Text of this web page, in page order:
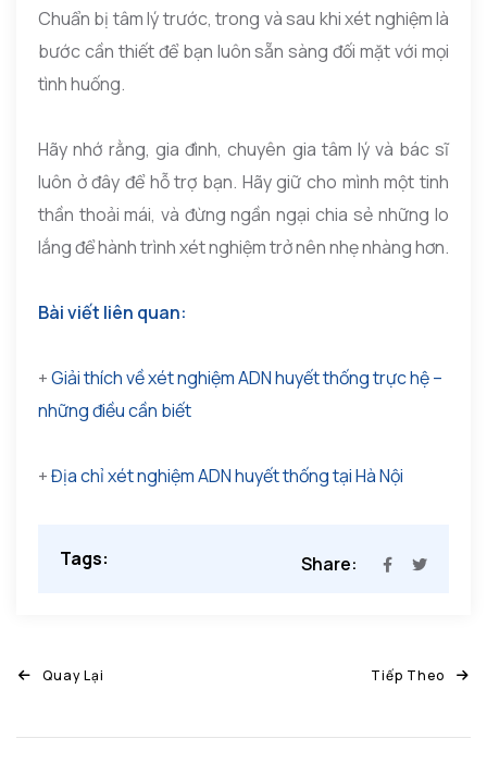
Chuẩn bị tâm lý trước, trong và sau khi xét nghiệm là
bước cần thiết để bạn luôn sẵn sàng đối mặt với mọi
tình huống.
Hãy nhớ rằng, gia đình, chuyên gia tâm lý và bác sĩ
luôn ở đây để hỗ trợ bạn. Hãy giữ cho mình một tinh
thần thoải mái, và đừng ngần ngại chia sẻ những lo
lắng để hành trình xét nghiệm trở nên nhẹ nhàng hơn.
Bài viết liên quan:
+Giải thích về xét nghiệm ADN huyết thống trực hệ –
những điều cần biết
+Địa chỉ xét nghiệm ADN huyết thống tại Hà Nội
Tags: Share:
Quay Lại Tiếp Theo